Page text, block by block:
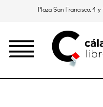
Plaza San Francisco, 4